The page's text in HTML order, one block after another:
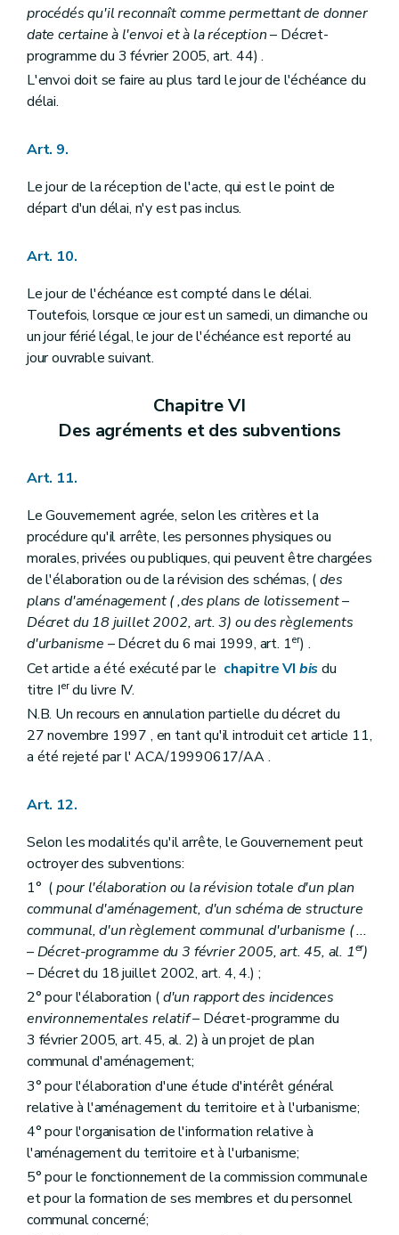
Section
Fonctionnement
Art. 246
Section Délibérations
Art. 247
Section
Groupe de travail
Art. 248
Art. 251
Art. 252
Art. 255
Section 2 De l'octroi de subventions aux communes pour l'élaboration d'un schéma de structure et d'un règlement communal d'urbanisme
Art. 256 à 259
Section 3 Des modalités d'entrée et de sortie du régime de décentralisation
Art. 259/1
Section première De l'octroi d'une subvention pour le fonctionnement de la commission consultative communale d'aménagement du territoire
Art. 255/1
Art. 255/2
Art. 255/5
Art. 255/6
Section III De l'octroi d'une subvention pour l'élaboration ou la révision totale d'un règlement communal d'urbanisme
Art. 255/7
Art. 255/8
Art. 255/9
Art. 255/10
Section IV De l'octroi d'une subvention pour l'élaboration ou la révision totale d'un plan communal d'aménagement
Art. 255/11
Art. 255/12
Art. 255/13
Art. 255/14
Section V De l'octroi d'une subvention pour l'élaboration d'une étude d'incidences relative à un projet de plan communal d'aménagement
Art. 255/15
Art. 255/16
Art. 255/17
Art. 255/20
Art. 255/21
Art. 255/22
Section VII De l'octroi d'une subvention pour l'élaboration ou la révision totale concomitante d'un schéma de structure communal et d'un programme communal de mise en oeuvre des zones d'aménagement différé
Art. 255/23
Art. 255/24
Art. 255/25
Art. 255/26
Section (VIII - AGW du 17 juillet 2003, art. 1
Chapitre premier quater
Des Maisons de L'Urbanisme - De leur mission - De leur agrément - Des subventions
Art. 256/1
Art. 256/2
Art. 256/3
Art. 256/4
Art. 256/5
Chapitre premierquinquies
De l'octroi de subventions aux communes pour l'engagement ou le maintien de l'engagement d'un ou plusieurs conseillers en aménagement du territoire et en environnement
Art. 257/1
Art. 257/2
Art. 257/3
Art. 257/4
Art. 257/5
Art. 257/6
Chapitre II
procédés qu'il reconnaît comme permettant de donner
date certaine à l'envoi et à la réception– Décret-
programme du 3 février 2005, art. 44) .
L'envoi doit se faire au plus tard le jour de l'échéance du
délai.
Art. 9.
Le jour de la réception de l'acte, qui est le point de
départ d'un délai, n'y est pas inclus.
Art. 10.
Le jour de l'échéance est compté dans le délai.
Toutefois, lorsque ce jour est un samedi, un dimanche ou
un jour férié légal, le jour de l'échéance est reporté au
jour ouvrable suivant.
Chapitre VI
Des agréments et des subventions
Art. 11.
Le Gouvernement agrée, selon les critères et la
procédure qu'il arrête, les personnes physiques ou
morales, privées ou publiques, qui peuvent être chargées
de l'élaboration ou de la révision des schémas, (des
plans d'aménagement (,des plans de lotissement–
Décret du 18 juillet 2002, art. 3) ou des règlements
d'urbanisme – Décret du 6 mai 1999, art. 1er) .
Cet article a été exécuté par le chapitre VI bisdu
titre Ierdu livre IV.
N.B. Un recours en annulation partielle du décret du
27 novembre 1997 , en tant qu'il introduit cet article 11,
a été rejeté par l' ACA/19990617/AA .
Art. 12.
Selon les modalités qu'il arrête, le Gouvernement peut
octroyer des subventions:
1° (pour l'élaboration ou la révision totale d'un plan
communal d'aménagement, d'un schéma de structure
communal, d'un règlement communal d'urbanisme (...
– Décret-programme du 3 février 2005, art. 45, al. 1er)
– Décret du 18 juillet 2002, art. 4, 4.) ;
2° pour l'élaboration (d'un rapport des incidences
environnementales relatif– Décret-programme du
3 février 2005, art. 45, al. 2) à un projet de plan
communal d'aménagement;
3° pour l'élaboration d'une étude d'intérêt général
relative à l'aménagement du territoire et à l'urbanisme;
4° pour l'organisation de l'information relative à
l'aménagement du territoire et à l'urbanisme;
5° pour le fonctionnement de la commission communale
et pour la formation de ses membres et du personnel
communal concerné;